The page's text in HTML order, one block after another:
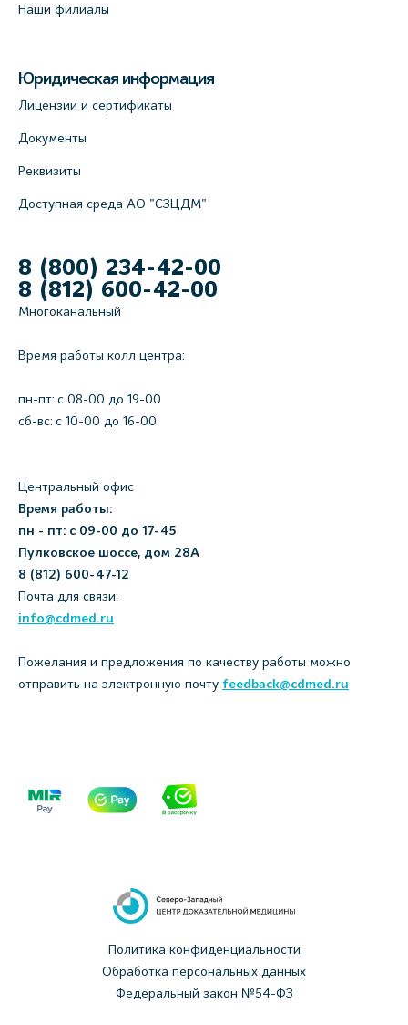
Наши филиалы
Юридическая информация
Лицензии и сертификаты
Документы
Реквизиты
Доступная среда АО "СЗЦДМ"
8 (800) 234-42-00
8 (812) 600-42-00
Многоканальный
Время работы колл центра:
пн-пт: c 08-00 до 19-00
сб-вс: с 10-00 до 16-00
Центральный офис
Время работы:
пн - пт: с 09-00 до 17-45
Пулковское шоссе, дом 28А
8 (812) 600-47-12
Почта для связи:
info@cdmed.ru
Пожелания и предложения по качеству работы можно
отправить на электронную почту feedback@cdmed.ru
Политика конфиденциальности
Обработка персональных данных
Федеральный закон №54-ФЗ